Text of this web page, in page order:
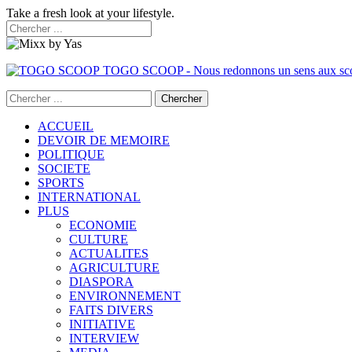
Take a fresh look at your lifestyle.
TOGO SCOOP - Nous redonnons un sens aux
ACCUEIL
DEVOIR DE MEMOIRE
POLITIQUE
SOCIETE
SPORTS
INTERNATIONAL
PLUS
ECONOMIE
CULTURE
ACTUALITES
AGRICULTURE
DIASPORA
ENVIRONNEMENT
FAITS DIVERS
INITIATIVE
INTERVIEW